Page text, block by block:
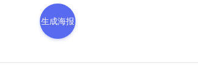
生成海报